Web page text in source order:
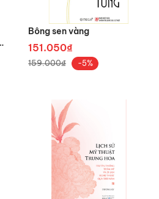
Bông sen vàng
151.050₫
159.000₫ -5%